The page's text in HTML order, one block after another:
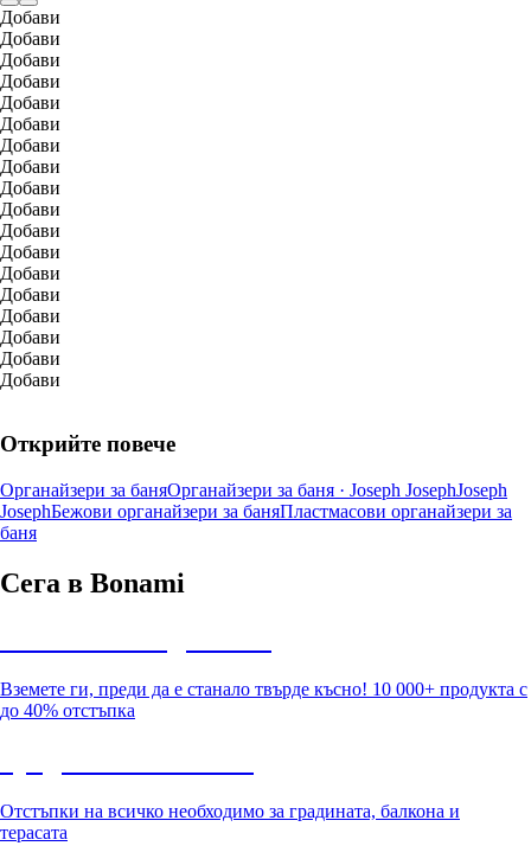
Добави
Добави
Добави
Добави
Добави
Добави
Добави
Добави
Добави
Добави
Добави
Добави
Добави
Добави
Добави
Добави
Добави
Добави
Открийте повече
Органайзери за баняОрганайзери за баня · Joseph JosephJoseph
JosephБежови органайзери за баняПластмасови органайзери за
баня
Сега в Bonami
Вземете ги, преди да е станало твърде късно! 10 000+ продукта с
до 40% отстъпка
Отстъпки на всичко необходимо за градината, балкона и
терасата